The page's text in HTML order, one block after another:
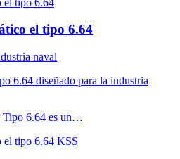
el tipo 6.64
naval
6.64 diseñado para la industria
6.64 es un…